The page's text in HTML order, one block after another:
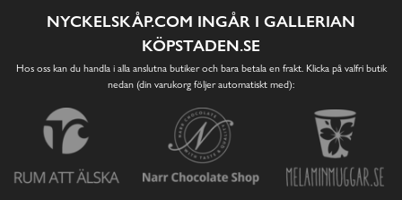
NYCKELSKÅP.COM INGÅR I GALLERIAN
KÖPSTADEN.SE
Hos oss kan du handla i alla anslutna butiker och bara betala en frakt. Klicka på valfri butik
nedan (din varukorg följer automatiskt med):